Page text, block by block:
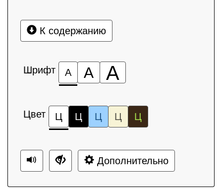
К содержанию
Шрифт А А А
Цвет Ц Ц Ц Ц Ц
Дополнительно